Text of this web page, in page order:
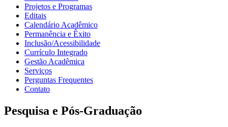
Projetos e Programas
Editais
Calendário Acadêmico
Permanência e Êxito
Inclusão/Acessibilidade
Currículo Integrado
Gestão Acadêmica
Serviços
Perguntas Frequentes
Contato
Pesquisa e Pós-Graduação